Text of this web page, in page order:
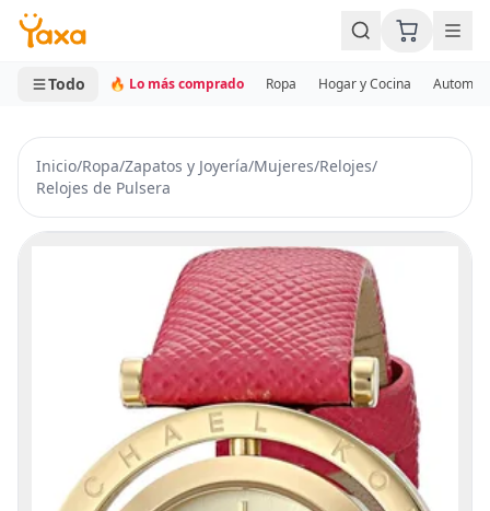
MINI CARRITO
0 productos
Todo 🔥 Lo más comprado Ropa Hogar y Cocina
Inicio/Ropa/Zapatos y Joyería/Mujeres/Relojes/
Relojes de Pulsera